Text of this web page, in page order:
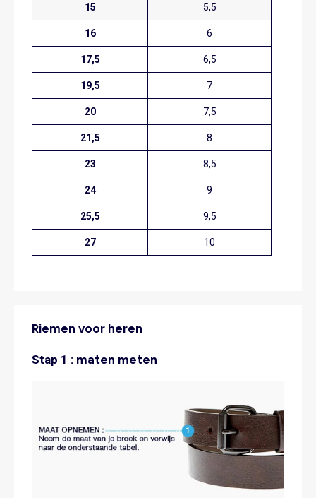
15 5,5
16 6
17,5 6,5
19,5 7
20 7,5
21,5 8
23 8,5
24 9
25,5 9,5
27 10
Riemen voor heren
Stap 1 : maten meten